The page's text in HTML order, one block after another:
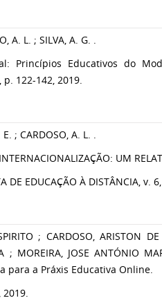
A. L. ; SILVA, A. G. .
Princípios Educativos do
p. 122-142, 2019.
; CARDOSO, A. L. .
UM
DE EDUCAÇÃO À DISTÂNCIA, v.
; CARDOSO, ARISTON
; MOREIRA, JOSE ANTÓNIO
para a Práxis Educativa Online.